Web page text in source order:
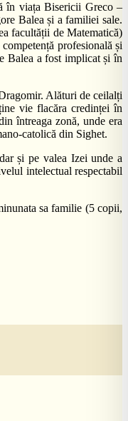
în viața Bisericii Greco –
Balea și a familiei sale.
facultății de Matematică)
profesională și
Balea a fost implicat și în
Alături de ceilalți
vie flacăra credinței în
întreaga zonă, unde era
catolică din Sighet.
și pe valea Izei unde a
intelectual respectabil
sa familie (5 copii,